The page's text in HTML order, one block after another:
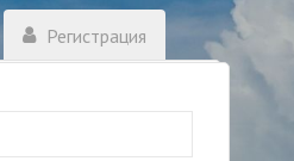
Регистрация